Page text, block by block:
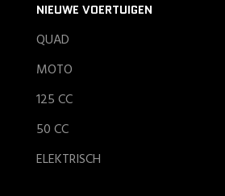
NIEUWE VOERTUIGEN
QUAD
MOTO
125 CC
50 CC
ELEKTRISCH